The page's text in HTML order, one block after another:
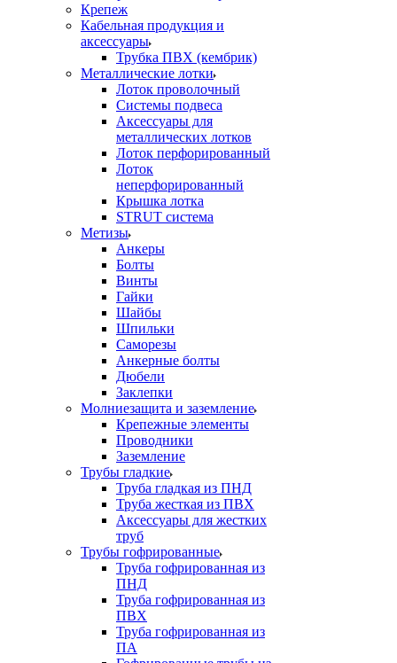
Крепеж
Кабельная продукция и
аксессуары
Трубка ПВХ (кембрик)
Металлические лотки
Лоток проволочный
Системы подвеса
Аксессуары для
металлических лотков
Лоток перфорированный
Лоток
неперфорированный
Крышка лотка
STRUT система
Метизы
Анкеры
Болты
Винты
Гайки
Шайбы
Шпильки
Саморезы
Анкерные болты
Дюбели
Заклепки
Молниезащита и заземление
Крепежные элементы
Проводники
Заземление
Трубы гладкие
Труба гладкая из ПНД
Труба жесткая из ПВХ
Аксессуары для жестких
труб
Трубы гофрированные
Труба гофрированная из
ПНД
Труба гофрированная из
ПВХ
Труба гофрированная из
ПА